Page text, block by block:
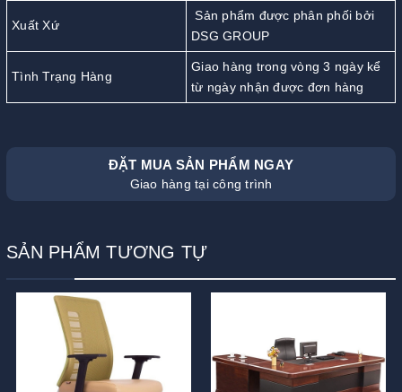
Xuất Xứ
Sản phẩm được phân phối bởi
DSG GROUP
Tình Trạng Hàng
Giao hàng trong vòng 3 ngày kể
từ ngày nhận được đơn hàng
ĐẶT MUA SẢN PHẨM NGAY
Giao hàng tại công trình
SẢN PHẨM TƯƠNG TỰ